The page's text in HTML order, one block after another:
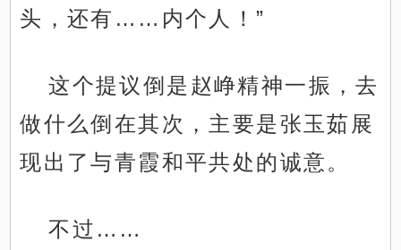
头，还有……内个人！”
这个提议倒是赵峥精神一振，去
做什么倒在其次，主要是张玉茹展
现出了与青霞和平共处的诚意。
不过……